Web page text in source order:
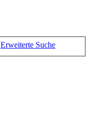
Erweiterte Suche